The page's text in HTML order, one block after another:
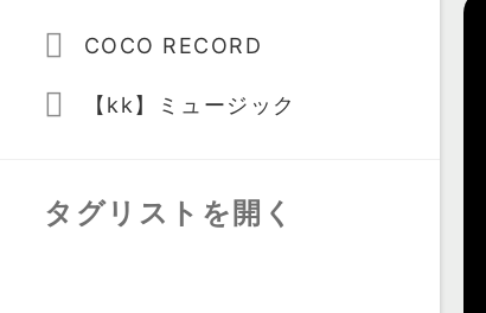
COCO RECORD
【kk】ミュージック
タグリストを開く